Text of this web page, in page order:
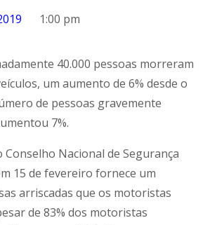
1:00 pm
40.000 pessoas morreram
um aumento de 6% desde o
de pessoas gravemente
7%.
Conselho Nacional de Segurança
15 de fevereiro fornece um
arriscadas que os motoristas
de 83% dos motoristas